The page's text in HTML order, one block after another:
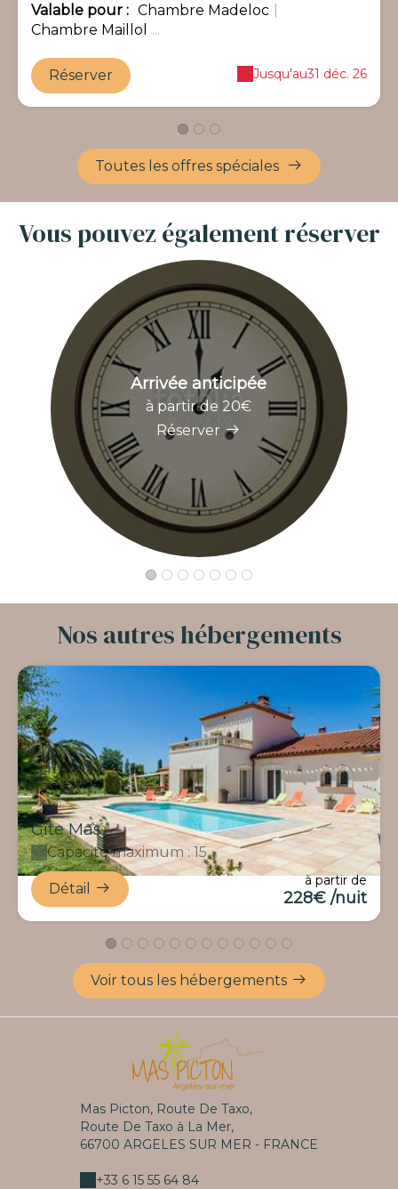
Valable pour : Chambre Madeloc
Chambre Maillol
...
Réserver Jusqu'au31 déc. 26
Toutes les offres spéciales
Vous pouvez également réserver
Arrivée anticipée
à partir de 20€
Réserver
Nos autres hébergements
Gîte Mas
Capacité maximum : 15
Détail
à partir de
228€ /nuit
Voir tous les hébergements
Mas Picton, Route De Taxo,
Route De Taxo à La Mer,
66700 ARGELES SUR MER - FRANCE
+33 6 15 55 64 84